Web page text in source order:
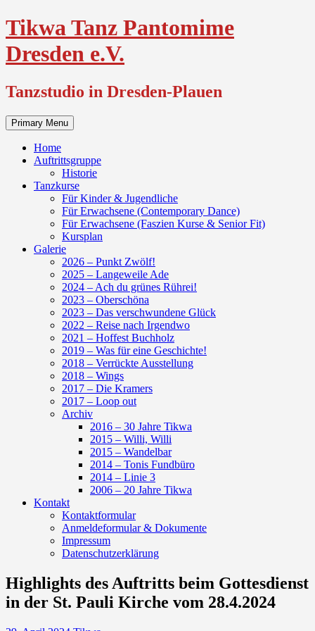
Skip
to
content
Tikwa Tanz Pantomime
Dresden e.V.
Tanzstudio in Dresden-Plauen
Primary Menu
Home
Auftrittsgruppe
Historie
Tanzkurse
Für Kinder & Jugendliche
Für Erwachsene (Contemporary Dance)
Für Erwachsene (Faszien Kurse & Senior Fit)
Kursplan
Galerie
2026 – Punkt Zwölf!
2025 – Langeweile Ade
2024 – Ach du grünes Rührei!
2023 – Oberschöna
2023 – Das verschwundene Glück
2022 – Reise nach Irgendwo
2021 – Hoffest Buchholz
2019 – Was für eine Geschichte!
2018 – Verrückte Ausstellung
2018 – Wings
2017 – Die Kramers
2017 – Loop out
Archiv
2016 – 30 Jahre Tikwa
2015 – Willi, Willi
2015 – Wandelbar
2014 – Tonis Fundbüro
2014 – Linie 3
2006 – 20 Jahre Tikwa
Kontakt
Kontaktformular
Anmeldeformular & Dokumente
Impressum
Datenschutzerklärung
Highlights des Auftritts beim Gottesdienst
in der St. Pauli Kirche vom 28.4.2024